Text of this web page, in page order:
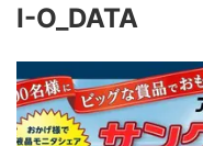
I-O_DATA